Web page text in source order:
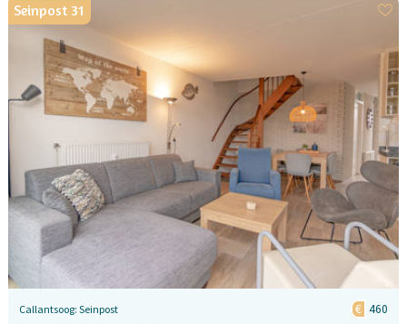
Seinpost 31
Callantsoog: Seinpost 460